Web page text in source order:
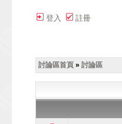
登入 註冊
討論區首頁 » 討論區